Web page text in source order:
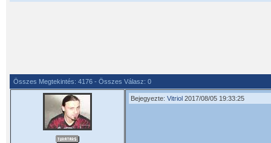
Összes Megtekintés: 4176 - Összes Válasz: 0
Bejegyezte: Vitriol 2017/08/05 19:33:25